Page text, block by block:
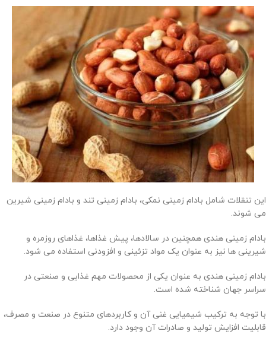
این تنقلات شامل بادام زمینی نمکی، بادام زمینی تند و بادام زمینی شیرین
می شوند.
بادام زمینی هندی همچنین در سالادها، پیش غذاها، غذاهای روزمره و
شیرینی ها نیز به عنوان یک مواد تزئینی و افزودنی استفاده می شود.
بادام زمینی هندی به عنوان یکی از محصولات مهم غذایی و صنعتی در
سراسر جهان شناخته شده است.
با توجه به ترکیب شیمیایی غنی آن و کاربردهای متنوع در صنعت و مصرف،
قابلیت افزایش تولید و صادرات آن وجود دارد.